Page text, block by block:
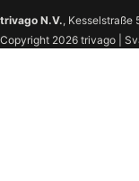
trivago N.V., Kesselstraße
Copyright 2026 trivago |